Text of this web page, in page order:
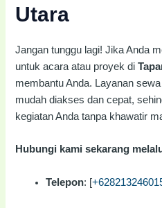
Utara
Jangan tunggu lagi! Jika Anda
untuk acara atau proyek di
membantu Anda. Layanan
mudah diakses dan cepat,
kegiatan Anda tanpa khawatir
Hubungi kami sekarang
Telepon: [